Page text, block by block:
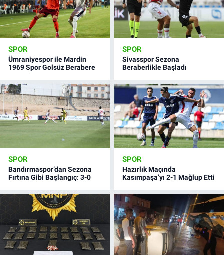
SPOR
Ümraniyespor ile Mardin
1969 Spor Golsüz Berabere
SPOR
Sivasspor Sezona
Beraberlikle Başladı
SPOR
Bandırmaspor’dan Sezona
Fırtına Gibi Başlangıç: 3-0
SPOR
Hazırlık Maçında
Kasımpaşa’yı 2-1 Mağlup Etti